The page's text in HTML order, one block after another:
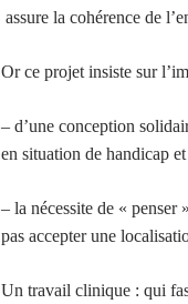
assure la cohérence de
Or ce projet insiste sur
– d’une conception
en situation de handicap
– la nécessite de « penser
pas accepter une
Un travail clinique : qui